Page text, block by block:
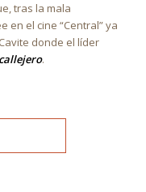
tras la mala
en el cine “Central” ya
donde el líder
callejero.